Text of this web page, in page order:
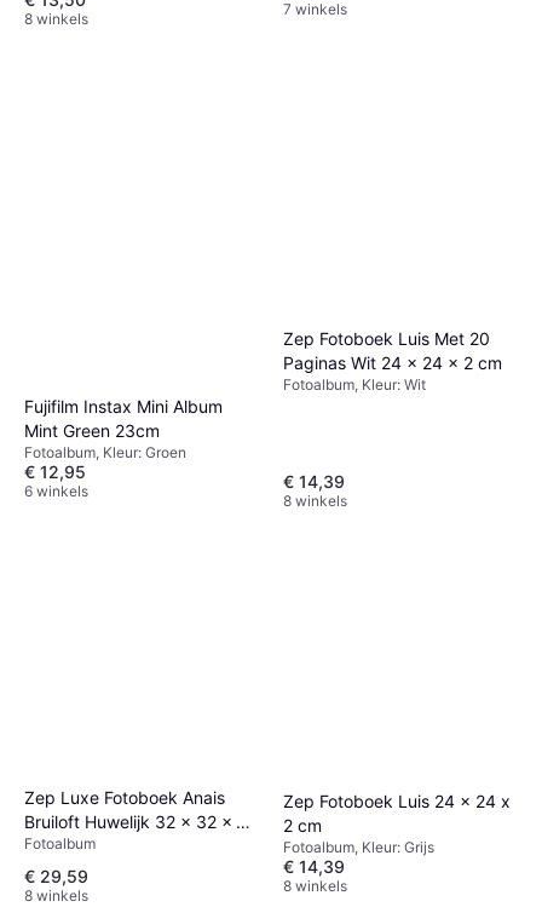
8 winkels
7 winkels
Fujifilm Instax Mini Album
Mint Green 23cm
Fotoalbum, Kleur: Groen
€ 12,95
6 winkels
Zep Fotoboek Luis Met 20
Paginas Wit 24 x 24 x 2 cm
Fotoalbum, Kleur: Wit
€ 14,39
8 winkels
Zep Luxe Fotoboek Anais
Bruiloft Huwelijk 32 x 32 x 5
cm
Fotoalbum
€ 29,59
8 winkels
Zep Fotoboek Luis 24 x 24 x
2 cm
Fotoalbum, Kleur: Grijs
€ 14,39
8 winkels